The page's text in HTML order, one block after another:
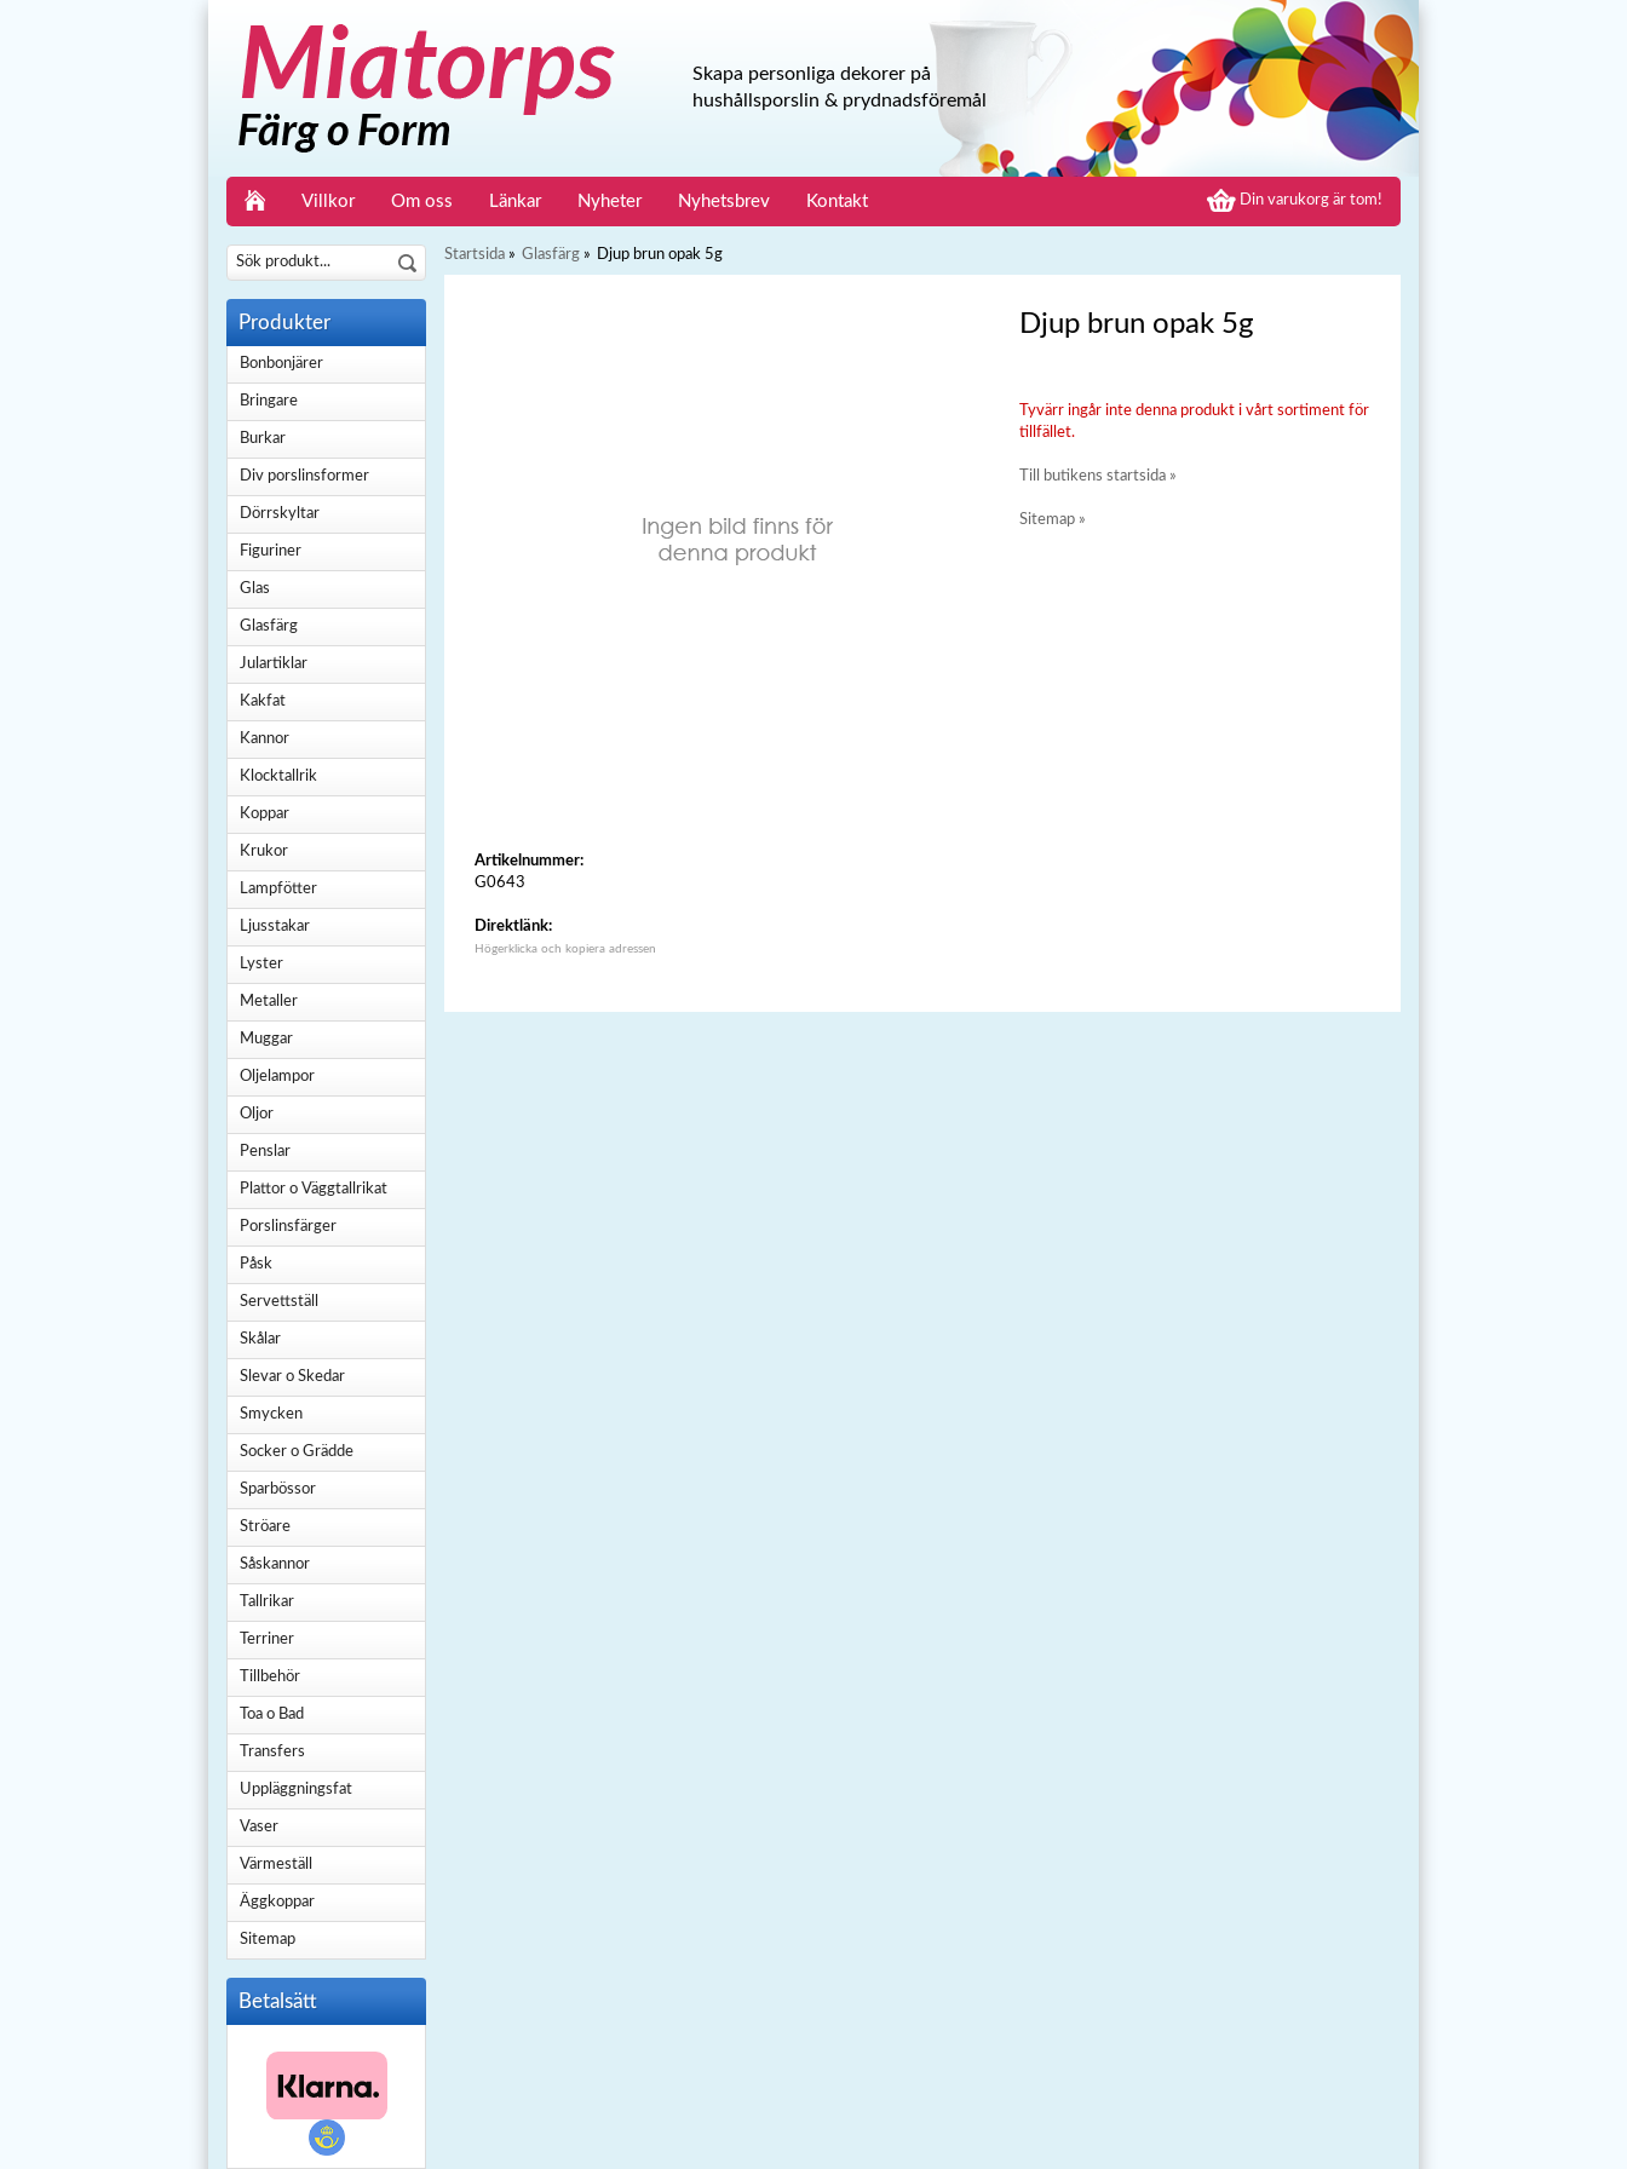
Skapa personliga dekorer på
hushållsporslin & prydnadsföremål
Villkor Om oss Länkar Nyheter Nyhetsbrev Kontakt Din varukorg är tom!
Produkter
Bonbonjärer
Bringare
Burkar
Div porslinsformer
Dörrskyltar
Figuriner
Glas
Glasfärg
Julartiklar
Kakfat
Kannor
Klocktallrik
Koppar
Krukor
Lampfötter
Ljusstakar
Lyster
Metaller
Muggar
Oljelampor
Oljor
Penslar
Plattor o Väggtallrikat
Porslinsfärger
Påsk
Servettställ
Skålar
Slevar o Skedar
Smycken
Socker o Grädde
Sparbössor
Ströare
Såskannor
Tallrikar
Terriner
Tillbehör
Toa o Bad
Transfers
Uppläggningsfat
Vaser
Värmeställ
Äggkoppar
Sitemap
Betalsätt
Startsida » Glasfärg » Djup brun opak 5g
Artikelnummer:
G0643
Direktlänk:
Högerklicka och kopiera adressen
Djup brun opak 5g
Tyvärr ingår inte denna produkt i vårt sortiment för
tillfället.
Till butikens startsida »
Sitemap »